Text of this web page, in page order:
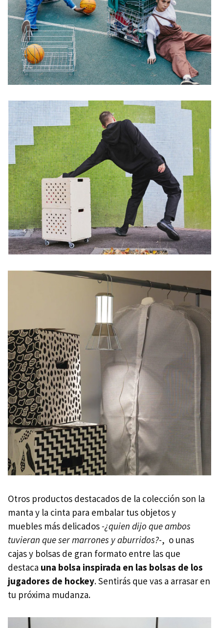
Otros productos destacados de la colección son la
manta y la cinta para embalar tus objetos y
muebles más delicados-¿quien dijo que ambos
tuvieran que ser marrones y aburridos?-, o unas
cajas y bolsas de gran formato entre las que
destaca una bolsa inspirada en las bolsas de los
jugadores de hockey. Sentirás que vas a arrasar en
tu próxima mudanza.